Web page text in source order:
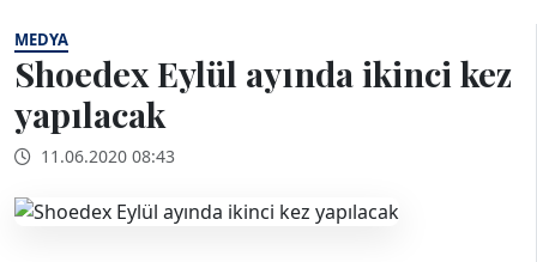
MEDYA
Shoedex Eylül ayında ikinci kez
yapılacak
11.06.2020 08:43